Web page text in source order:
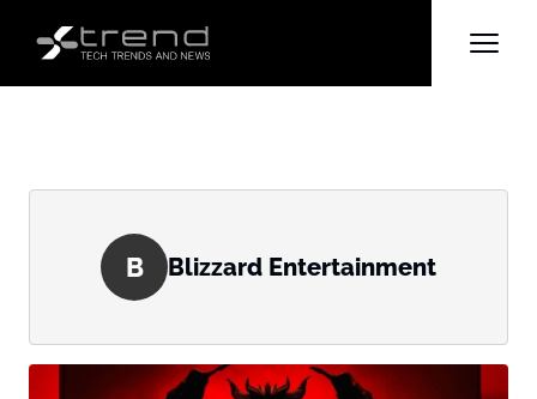
B Blizzard Entertainment